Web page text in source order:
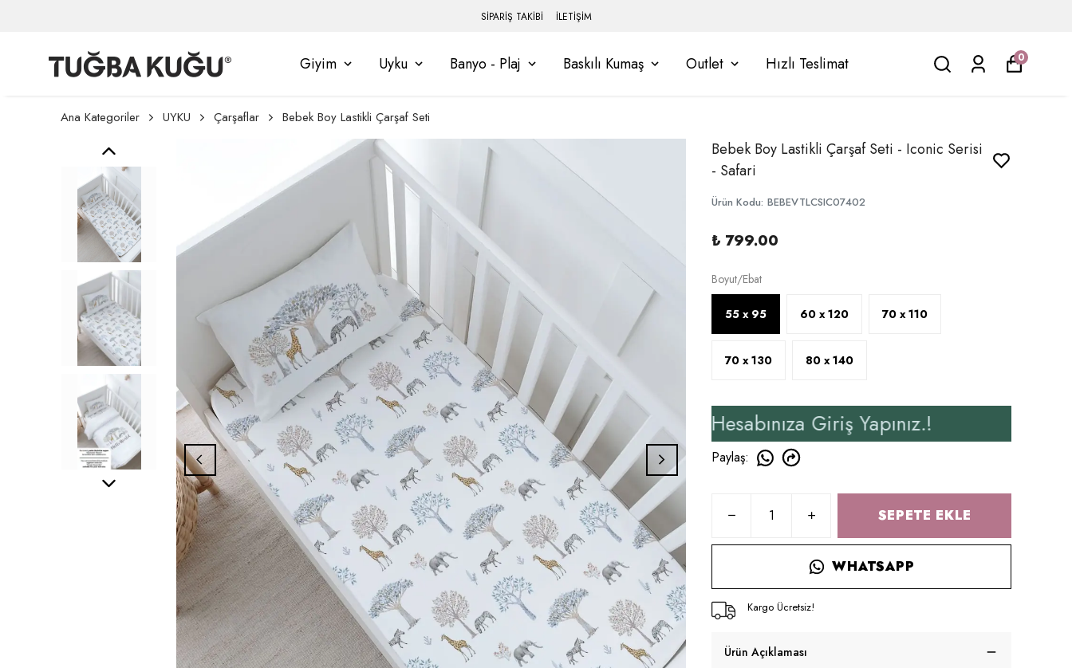
SİPARİŞ TAKİBİ İLETİŞİM
Giyim Uyku Banyo - Plaj Baskılı Kumaş Outlet Hızlı Teslimat 0
Ana Kategoriler UYKU Çarşaflar Bebek Boy Lastikli Çarşaf Seti
Bebek Boy Lastikli Çarşaf Seti - Iconic Serisi
- Safari
Ürün Kodu: BEBEVTLCSIC07402
₺ 799.00
Boyut/Ebat
55 x 95 60 x 120 70 x 110
70 x 130 80 x 140
Yararlanmak İçin Üyelik İşleminizi Tamamlayınız, Üye İseniz Hesabınıza Giriş Yapınız.!
Paylaş:
SEPETE EKLE
WHATSAPP
Kargo Ücretsiz!
Ürün Açıklaması